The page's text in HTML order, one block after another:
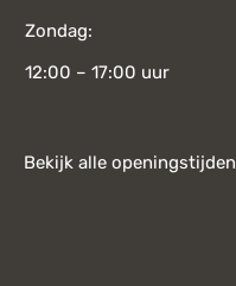
Zondag:
12:00 – 17:00 uur
Bekijk alle openingstijden